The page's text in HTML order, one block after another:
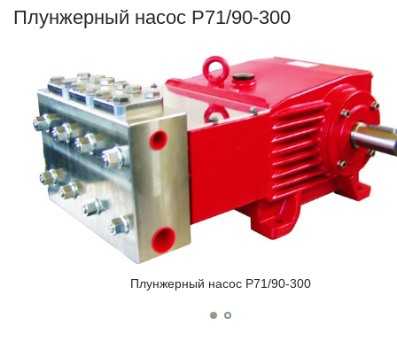
Плунжерный насос P71/90-300
Плунжерный насос P71/90-300